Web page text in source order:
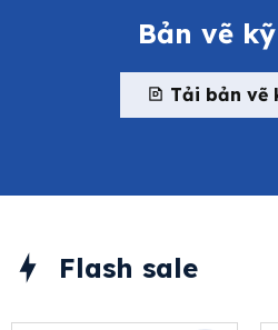
Bản vẽ
Tải bản vẽ
Flash sale